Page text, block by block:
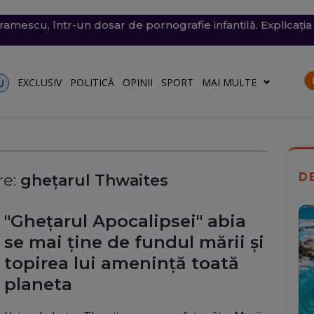
de energie, fără efect: Miercuri, la momentul
exploziv a perturbat traficul pe aeroportul Leipzig, un
către Ucraina. Rusia, principalul suspect
într-un dosar de pornografie infantilă.
în dreptul unei plaje din Mamaia (Video). Aparatul
lui Nicușor Dan, și-a publicat declarațiile de avere
EXCLUSIV POLITICĂ OPINII SPORT MAI MULTE
ghețarul Thwaites
"Ghețarul Apocalipsei" abia
se mai ține de fundul mării şi
topirea lui ameninţă toată
planeta